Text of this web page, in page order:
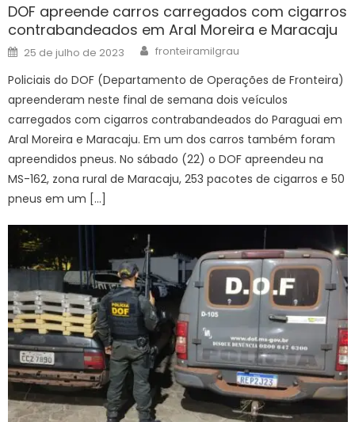
DOF apreende carros carregados com cigarros
contrabandeados em Aral Moreira e Maracaju
Posted
on
25 de julho de 2023 Author
fronteiramilgrau
Policiais do DOF (Departamento de Operações de Fronteira)
apreenderam neste final de semana dois veículos
carregados com cigarros contrabandeados do Paraguai em
Aral Moreira e Maracaju. Em um dos carros também foram
apreendidos pneus. No sábado (22) o DOF apreendeu na
MS-162, zona rural de Maracaju, 253 pacotes de cigarros e 50
pneus em um […]